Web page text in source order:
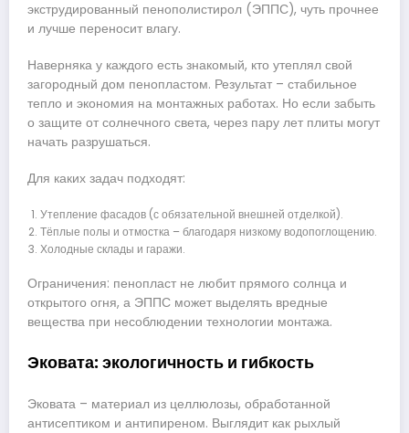
экструдированный пенополистирол (ЭППС), чуть прочнее
и лучше переносит влагу.
Наверняка у каждого есть знакомый, кто утеплял свой
загородный дом пенопластом. Результат – стабильное
тепло и экономия на монтажных работах. Но если забыть
о защите от солнечного света, через пару лет плиты могут
начать разрушаться.
Для каких задач подходят:
Утепление фасадов (с обязательной внешней отделкой).
Тёплые полы и отмостка – благодаря низкому водопоглощению.
Холодные склады и гаражи.
Ограничения: пенопласт не любит прямого солнца и
открытого огня, а ЭППС может выделять вредные
вещества при несоблюдении технологии монтажа.
Эковата: экологичность и гибкость
Эковата – материал из целлюлозы, обработанной
антисептиком и антипиреном. Выглядит как рыхлый